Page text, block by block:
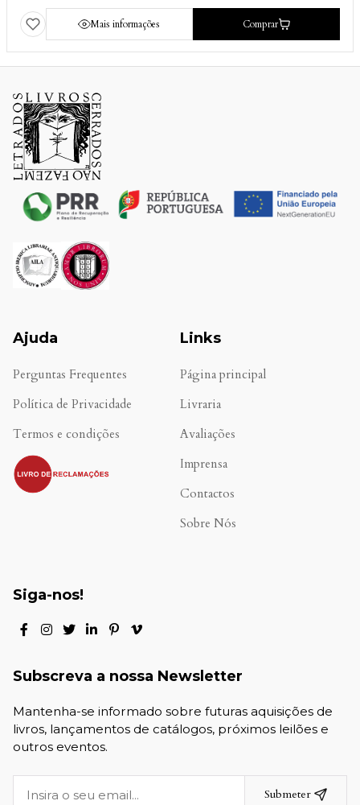
Mais informações Comprar
Ajuda
Perguntas Frequentes
Política de Privacidade
Termos e condições
.
Links
Página principal
Livraria
Avaliações
Imprensa
Contactos
Sobre Nós
Siga-nos!
Subscreva a nossa Newsletter
Mantenha-se informado sobre futuras aquisições de
livros, lançamentos de catálogos, próximos leilões e
outros eventos.
Submeter